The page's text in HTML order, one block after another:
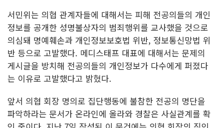
서민위는 의협 관계자들에 대해서는 피해 전공의들의 개인
정보를 공개한 성명불상자의 범죄행위를 교사했을 것으로
의심돼 명예훼손과 개인정보보호법 위반, 정보통신망법 위
반 등으로 고발했다. 메디스태프 대표에 대해서는 문제의
게시글을 방치해 전공의들의 개인정보가 다수에게 퍼졌다
는 이유로 고발했다고 밝혔다.
앞서 의협 회장 명의로 집단행동에 불참한 전공의 명단을
파악하라는 문서가 온라인에 올라와 경찰은 사실관계를 확